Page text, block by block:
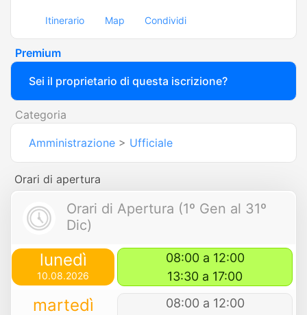
Itinerario Map Condividi
Premium
Sei il proprietario di questa iscrizione?
Categoria
Amministrazione > Ufficiale
Orari di apertura
Orari di Apertura (1º Gen al 31º
Dic)
lunedì
10.08.2026
08:00 a 12:00
13:30 a 17:00
martedì
08:00 a 12:00